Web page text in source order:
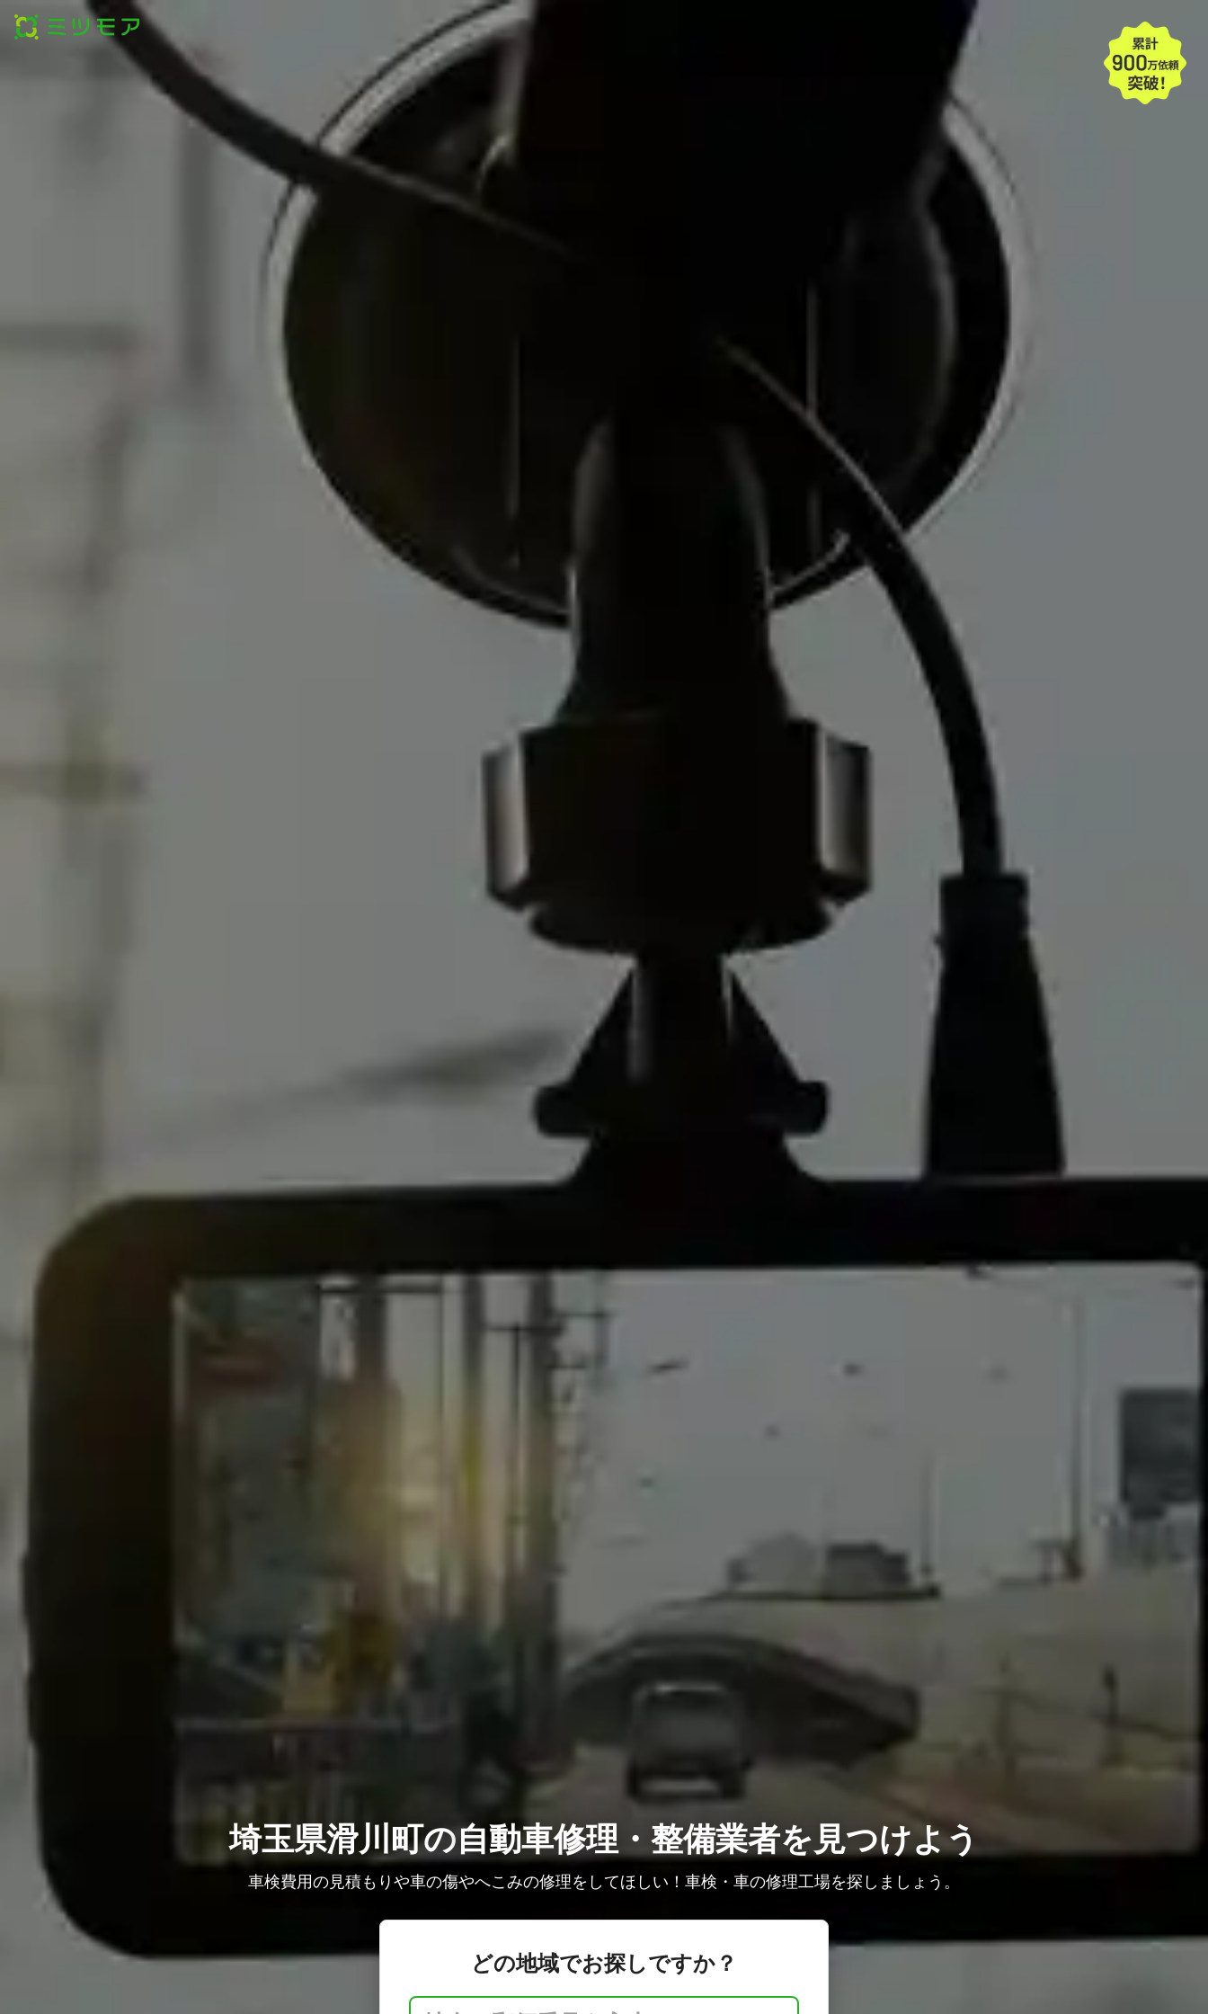
埼玉県滑川町の自動車修理・整備業者を見つけよう
車検費用の見積もりや車の傷やへこみの修理をしてほしい！車検・車の修理工場を探しましょう。
どの地域でお探しですか？